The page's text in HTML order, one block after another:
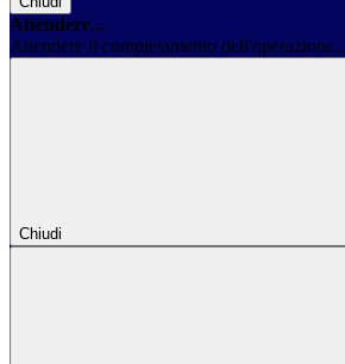
Attendere...
Attendere il completamento
Chiudi